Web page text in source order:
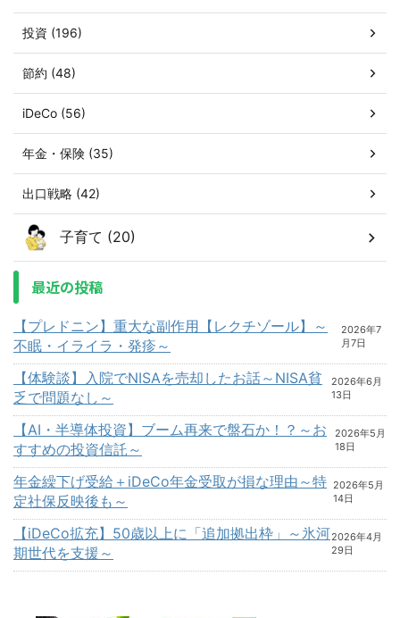
投資 (196)
節約 (48)
iDeCo (56)
年金・保険 (35)
出口戦略 (42)
子育て (20)
最近の投稿
【プレドニン】重大な副作用【レクチゾール】～
不眠・イライラ・発疹～
2026年7
月7日
【体験談】入院でNISAを売却したお話～NISA貧
乏で問題なし～
2026年6月
13日
【AI・半導体投資】ブーム再来で盤石か！？～お
すすめの投資信託～
2026年5月
18日
年金繰下げ受給＋iDeCo年金受取が損な理由～特
定社保反映後も～
2026年5月
14日
【iDeCo拡充】50歳以上に「追加拠出枠」～氷河
期世代を支援～
2026年4月
29日